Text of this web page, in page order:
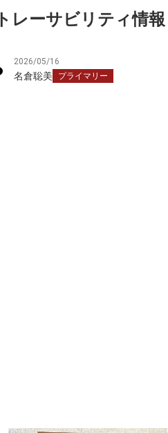
トレーサビリティ情報
2026/05/16
名倉聡美 プライマリー